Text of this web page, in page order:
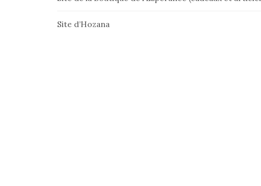
Site d’Hozana